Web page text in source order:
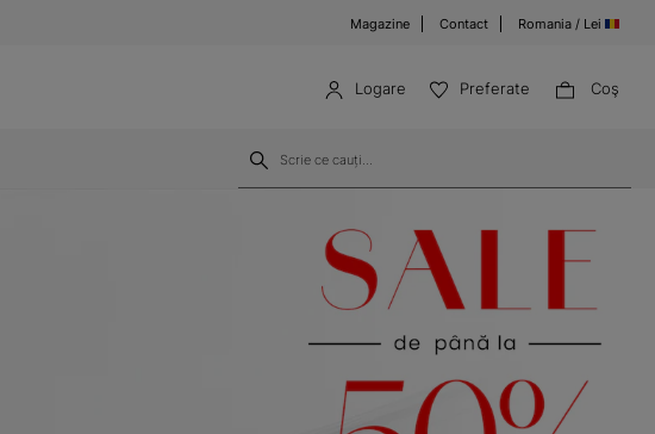
Magazine Contact Romania / Lei
Logare Preferate Coş